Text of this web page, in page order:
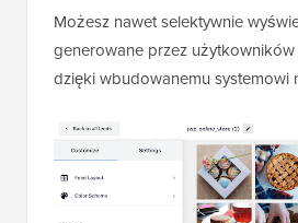
Możesz nawet selektywnie
generowane przez
dzięki wbudowanemu systemowi